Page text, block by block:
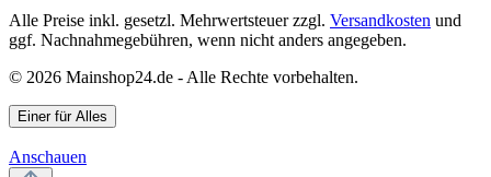
Alle Preise inkl. gesetzl. Mehrwertsteuer zzgl. Versandkosten und
ggf. Nachnahmegebühren, wenn nicht anders angegeben.
© 2026 Mainshop24.de - Alle Rechte vorbehalten.
Einer für Alles
Anschauen